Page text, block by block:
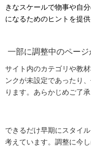
きなスケールで物事や自
になるためのヒントを提供
一部に調整中のページ
サイト内のカテゴリや教
ンクが未設定であったり
ります。あらかじめご了承
できるだけ早期にスタイ
考えています。調整に今